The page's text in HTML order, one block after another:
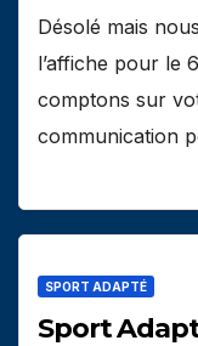
Désolé mais
l’affiche pour le
comptons sur
communication
SPORT ADAPTÉ
Sport